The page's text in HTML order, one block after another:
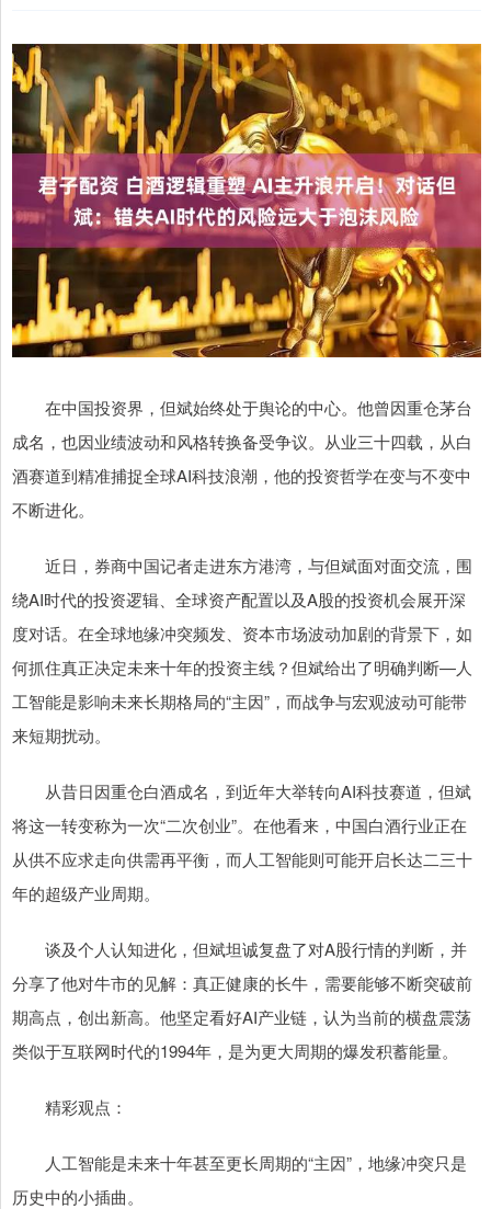
在中国投资界，但斌始终处于舆论的中心。他曾因重仓茅台
成名，也因业绩波动和风格转换备受争议。从业三十四载，从白
酒赛道到精准捕捉全球AI科技浪潮，他的投资哲学在变与不变中
不断进化。
近日，券商中国记者走进东方港湾，与但斌面对面交流，围
绕AI时代的投资逻辑、全球资产配置以及A股的投资机会展开深
度对话。在全球地缘冲突频发、资本市场波动加剧的背景下，如
何抓住真正决定未来十年的投资主线？但斌给出了明确判断—人
工智能是影响未来长期格局的“主因”，而战争与宏观波动可能带
来短期扰动。
从昔日因重仓白酒成名，到近年大举转向AI科技赛道，但斌
将这一转变称为一次“二次创业”。在他看来，中国白酒行业正在
从供不应求走向供需再平衡，而人工智能则可能开启长达二三十
年的超级产业周期。
谈及个人认知进化，但斌坦诚复盘了对A股行情的判断，并
分享了他对牛市的见解：真正健康的长牛，需要能够不断突破前
期高点，创出新高。他坚定看好AI产业链，认为当前的横盘震荡
类似于互联网时代的1994年，是为更大周期的爆发积蓄能量。
精彩观点：
人工智能是未来十年甚至更长周期的“主因”，地缘冲突只是
历史中的小插曲。